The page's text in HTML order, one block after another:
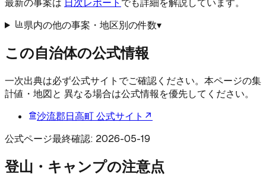
最新の事案は 日次レポート でも詳細を解説しています。
県内の他の事案・地区別の件数▾
この自治体の公式情報
一次出典は必ず公式サイトでご確認ください。本ページの集
計値・地図と 異なる場合は公式情報を優先してください。
沙流郡日高町公式サイト ↗
公式ページ最終確認: 2026-05-19
登山・キャンプの注意点